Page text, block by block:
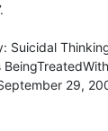
Suicidal
29,